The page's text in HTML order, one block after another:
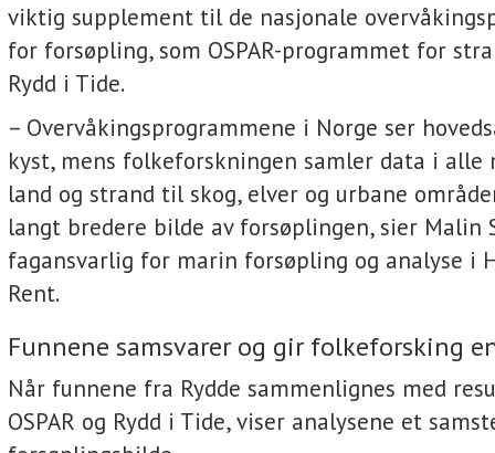
viktig supplement til de nasjonale
for forsøpling, som OSPAR-programmet for
Rydd i Tide.
– Overvåkingsprogrammene i Norge ser
kyst, mens folkeforskningen samler data i alle
land og strand til skog, elver og urbane
langt bredere bilde av forsøplingen, sier Malin
fagansvarlig for marin forsøpling og analyse i
Rent.
Funnene samsvarer og gir folkeforsking
Når funnene fra Rydde sammenlignes med
OSPAR og Rydd i Tide, viser analysene et